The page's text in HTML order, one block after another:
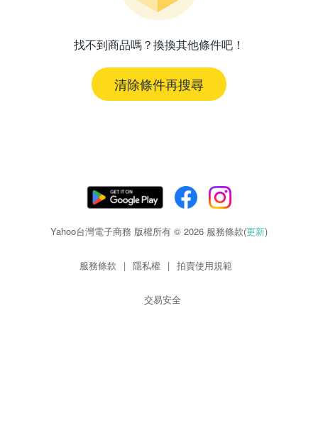
找不到商品嗎？換換其他條件吧！
清除條件再搜尋
Yahoo台灣電子商務 版權所有 © 2026 服務條款(更新)
服務條款 | 隱私權 | 拍賣使用規範
交易安全